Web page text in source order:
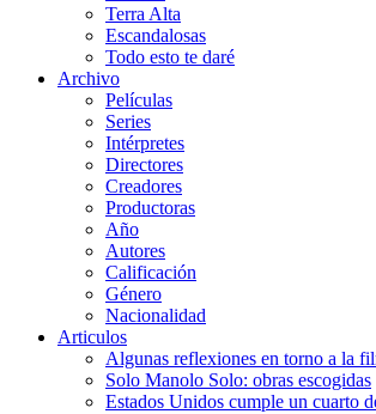
Terra Alta
Escandalosas
Todo esto te daré
Archivo
Películas
Series
Intérpretes
Directores
Creadores
Productoras
Año
Autores
Calificación
Género
Nacionalidad
Articulos
Algunas reflexiones en torno a la
Solo Manolo Solo: obras escogidas
Estados Unidos cumple un cuarto